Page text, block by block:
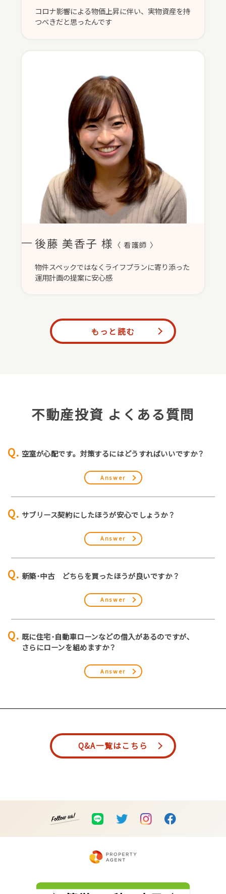
コロナ影響による物価上昇に伴い、実物資産を持
つべきだと思ったんです
後藤 美香子 様 〈 看護師 〉
物件スペックではなくライフプランに寄り添った
運用計画の提案に安心感
もっと読む
不動産投資 よくある質問
空室が心配です。対策するにはどうすればいいですか？
Answer
サブリース契約にしたほうが安心でしょうか？
Answer
新築･中古 どちらを買ったほうが良いですか？
Answer
既に住宅･自動車ローンなどの借入があるのですが､
さらにローンを組めますか？
Answer
Q&A一覧はこちら